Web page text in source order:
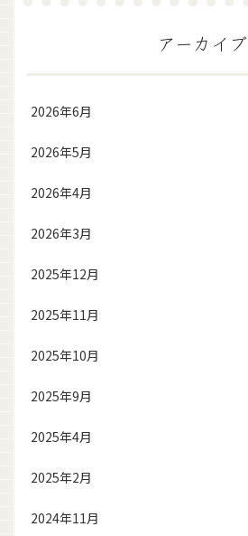
アーカイブ
2026年6月
2026年5月
2026年4月
2026年3月
2025年12月
2025年11月
2025年10月
2025年9月
2025年4月
2025年2月
2024年11月